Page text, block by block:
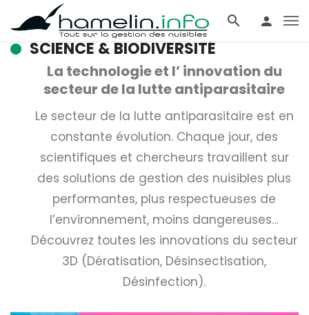
SCIENCE & BIODIVERSITÉ
La technologie et l’ innovation du
secteur de la lutte antiparasitaire
Le secteur de la lutte antiparasitaire est en
constante évolution. Chaque jour, des
scientifiques et chercheurs travaillent sur
des solutions de gestion des nuisibles plus
performantes, plus respectueuses de
l’environnement, moins dangereuses…
Découvrez toutes les innovations du secteur
3D (Dératisation, Désinsectisation,
Désinfection).